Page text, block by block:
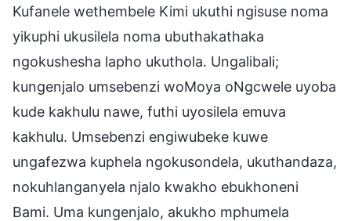
Kufanele wethembele Kimi ukuthi ngisuse noma
yikuphi ukusilela noma ubuthakathaka
ngokushesha lapho ukuthola. Ungalibali;
kungenjalo umsebenzi woMoya oNgcwele uyoba
kude kakhulu nawe, futhi uyosilela emuva
kakhulu. Umsebenzi engiwubeke kuwe
ungafezwa kuphela ngokusondela, ukuthandaza,
nokuhlanganyela njalo kwakho ebukhoneni
Bami. Uma kungenjalo, akukho mphumela